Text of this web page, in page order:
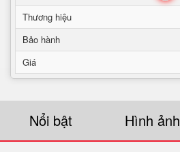
Thương hiệu
Bảo hành
Giá
Nổi bật Hình ảnh